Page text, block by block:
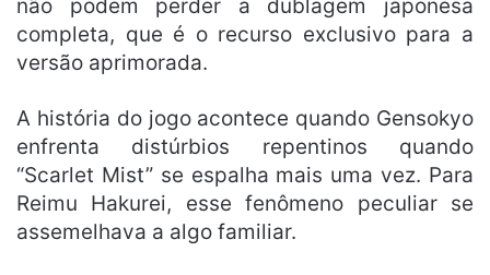
não podem perder a dublagem japonesa
completa, que é o recurso exclusivo para a
versão aprimorada.
A história do jogo acontece quando Gensokyo
enfrenta distúrbios repentinos quando
“Scarlet Mist” se espalha mais uma vez. Para
Reimu Hakurei, esse fenômeno peculiar se
assemelhava a algo familiar.